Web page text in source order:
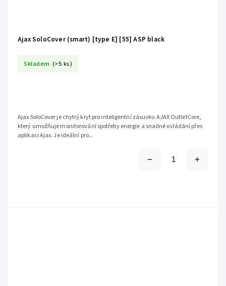
Ajax SoloCover (smart) [type E] [55] ASP black
Skladem (>5 ks)
Ajax SoloCover je chytrý kryt pro inteligentní zásuvku AJAX OutletCore,
který umožňuje monitorování spotřeby energie a snadné ovládání přes
aplikaci Ajax. Je ideální pro...